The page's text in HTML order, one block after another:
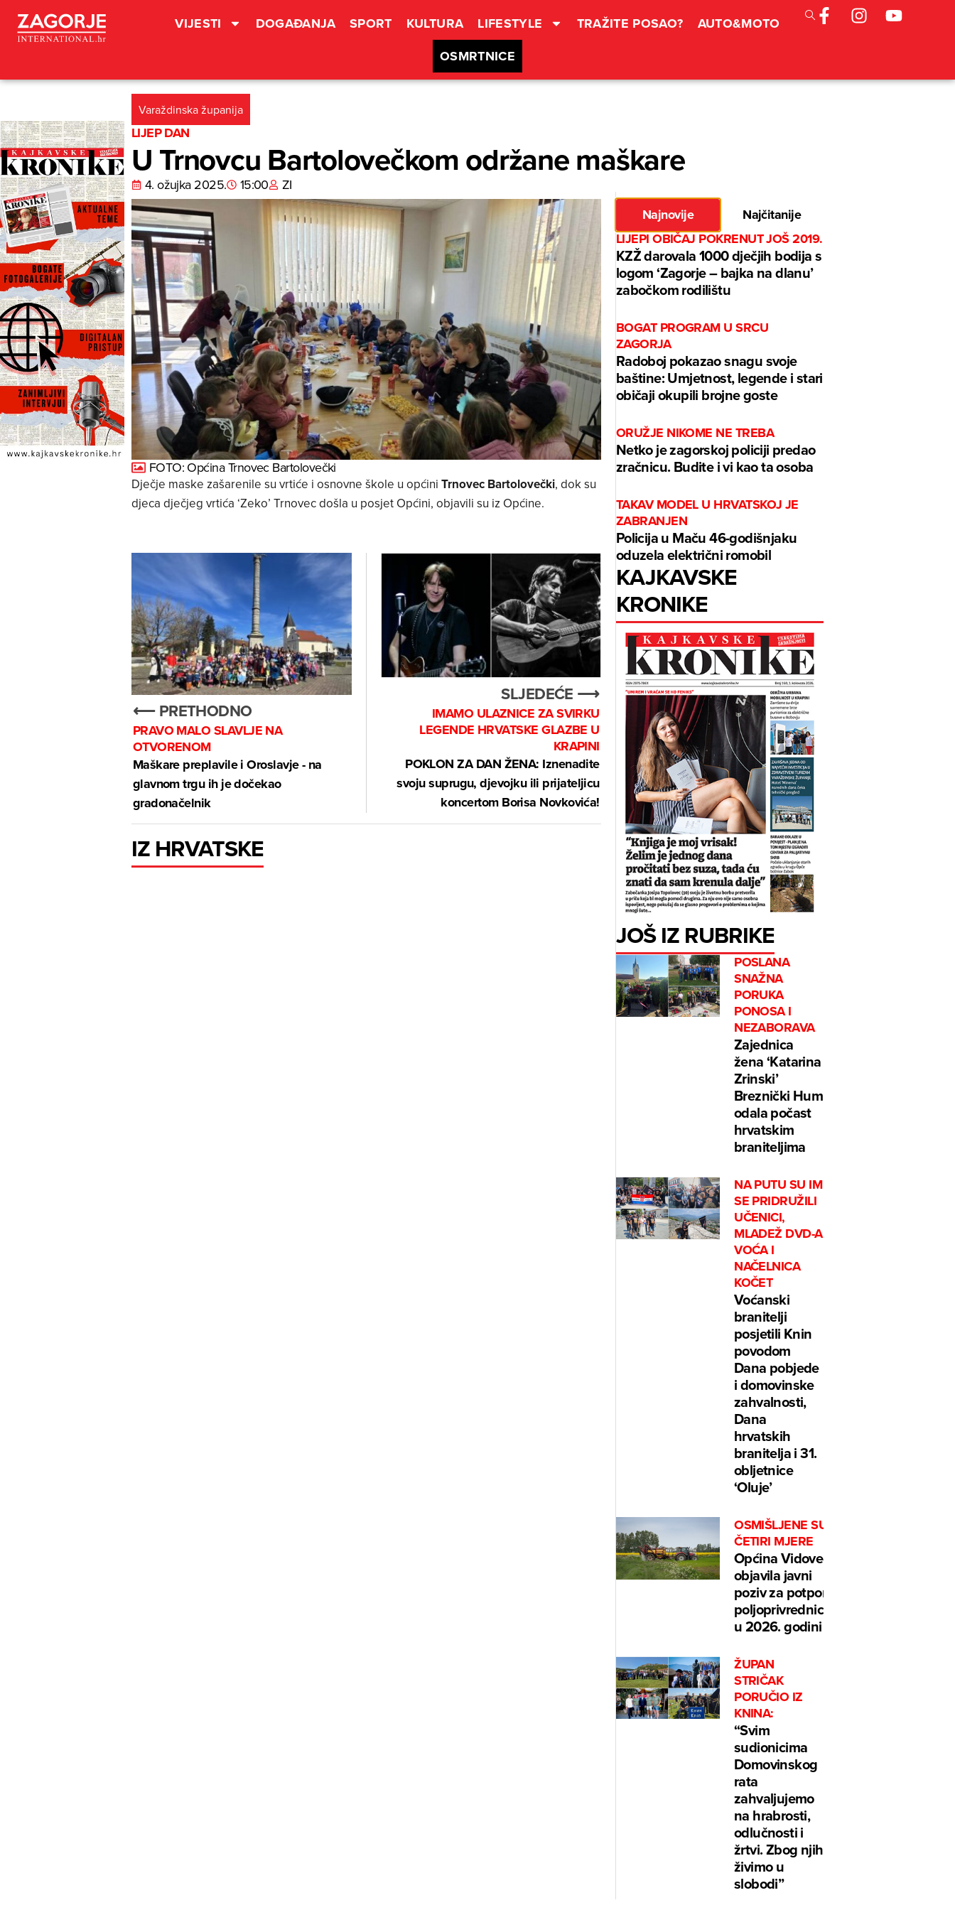
VIJESTI DOGAĐANJA SPORT KULTURA LIFESTYLE TRAŽITE POSAO?
AUTO&MOTO
OSMRTNICE
Varaždinska županija
LIJEP DAN
U Trnovcu Bartolovečkom održane maškare
4. ožujka 2025. 15:00 ZI
FOTO: Općina Trnovec Bartolovečki
Dječje maske zašarenile su vrtiće i osnovne škole u općini Trnovec Bartolovečki, dok su
djeca dječjeg vrtića ‘Zeko’ Trnovec došla u posjet Općini, objavili su iz Općine.
⟵ PRETHODNO
PRAVO MALO SLAVLJE NA
OTVORENOM
Maškare preplavile i Oroslavje - na
glavnom trgu ih je dočekao
gradonačelnik
SLJEDEĆE ⟶
IMAMO ULAZNICE ZA SVIRKU
LEGENDE HRVATSKE GLAZBE U
KRAPINI
POKLON ZA DAN ŽENA: Iznenadite
svoju suprugu, djevojku ili prijateljicu
koncertom Borisa Novkovića!
IZ HRVATSKE
Najnovije
Najčitanije
LIJEPI OBIČAJ POKRENUT JOŠ 2019.
KZŽ darovala 1000 dječjih bodija s
logom ‘Zagorje – bajka na dlanu’
zabočkom rodilištu
BOGAT PROGRAM U SRCU
ZAGORJA
Radoboj pokazao snagu svoje
baštine: Umjetnost, legende i stari
običaji okupili brojne goste
ORUŽJE NIKOME NE TREBA
Netko je zagorskoj policiji predao
zračnicu. Budite i vi kao ta osoba
TAKAV MODEL U HRVATSKOJ JE
ZABRANJEN
Policija u Maču 46-godišnjaku
oduzela električni romobil
KAJKAVSKE
KRONIKE
JOŠ IZ RUBRIKE
POSLANA
SNAŽNA
PORUKA
PONOSA I
NEZABORAVA
Zajednica
žena ‘Katarina
Zrinski’
Breznički Hum
odala počast
hrvatskim
braniteljima
NA PUTU SU IM
SE PRIDRUŽILI
UČENICI,
MLADEŽ DVD-A
VOĆA I
NAČELNICA
KOČET
Voćanski
branitelji
posjetili Knin
povodom
Dana pobjede
i domovinske
zahvalnosti,
Dana
hrvatskih
branitelja i 31.
obljetnice
‘Oluje’
OSMIŠLJENE SU
ČETIRI MJERE
Općina Vidovec
objavila javni
poziv za potpore
poljoprivrednicima
u 2026. godini
ŽUPAN
STRIČAK
PORUČIO IZ
KNINA:
“Svim
sudionicima
Domovinskog
rata
zahvaljujemo
na hrabrosti,
odlučnosti i
žrtvi. Zbog njih
živimo u
slobodi”